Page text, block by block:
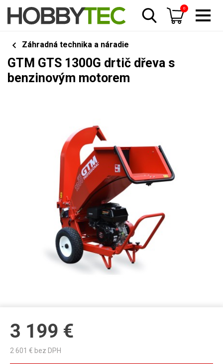
0
Záhradná technika a náradie
GTM GTS 1300G drtič dřeva s
benzinovým motorem
3 199 €
2 601 € bez DPH